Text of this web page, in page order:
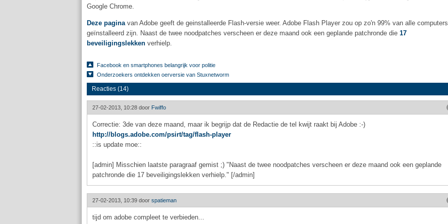
Google Chrome.
Deze paginavan Adobe geeft de geinstalleerde Flash-versie weer. Adobe Flash Player zou op zo'n 99% van alle computers
geïnstalleerd zijn. Naast de twee noodpatches verscheen er deze maand ook een geplande patchronde die 17
beveiligingslekken verhielp.
Facebook en smartphones belangrijk voor politie
Onderzoekers ontdekken oerversie van Stuxnetworm
Reacties (14)
27-02-2013, 10:28 door Fwiffo
Correctie: 3de van deze maand, maar ik begrijp dat de Redactie de tel kwijt raakt bij Adobe :-)
http://blogs.adobe.com/psirt/tag/flash-player
::is update moe::
[admin] Misschien laatste paragraaf gemist ;) "Naast de twee noodpatches verscheen er deze maand ook een geplande
patchronde die 17 beveiligingslekken verhielp." [/admin]
27-02-2013, 10:39 door spatieman
tijd om adobe compleet te verbieden...